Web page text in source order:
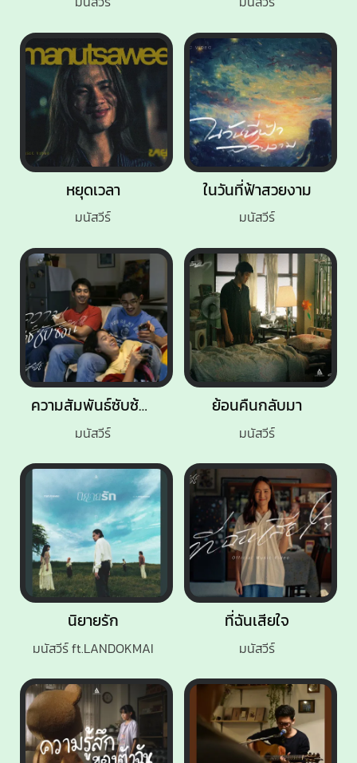
ในวันที่ฟ้าสวยงาม
มนัสวีร์
ความสัมพันธ์ซับซ้อน
มนัสวีร์
ย้อนคืนกลับมา
มนัสวีร์
นิยายรัก
มนัสวีร์ ft.LANDOKMAI
ที่ฉันเสียใจ
มนัสวีร์
หยุดเวลา
มนัสวีร์